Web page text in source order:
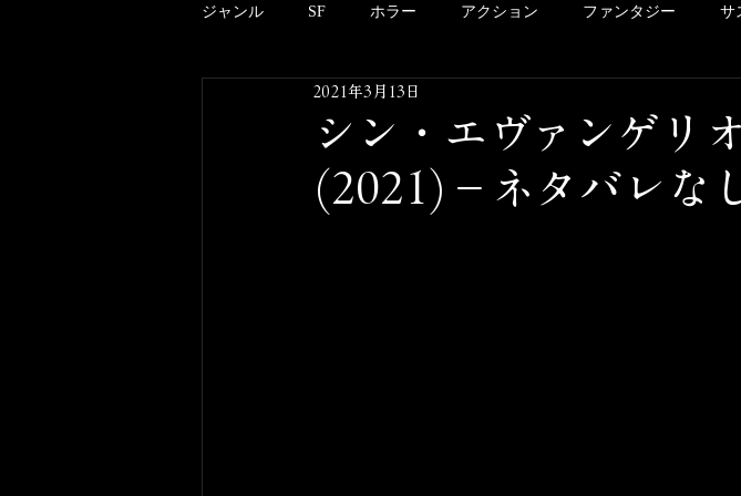
ジャンル SF ホラー アクション ファンタジー サ
アニメーション ドキュメンタリー
クリーチャー B級 邦画 洋画 Netflix Hulu
シン・エヴァンゲリ
(2021)−ネタバレな
2021年3月13日